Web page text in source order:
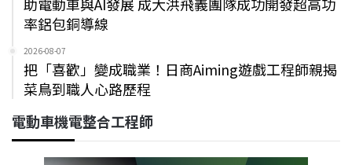
率鋁包銅導線
2026-08-07
把「喜歡」變成職業！日商Aiming遊戲工程師親揭
菜鳥到職人心路歷程
電動車機電整合工程師